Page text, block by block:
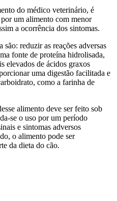
do médico veterinário, é
um alimento com menor
a ocorrência dos sintomas.
reduzir as reações adversas
fonte de proteína hidrolisada,
elevados de ácidos graxos
uma digestão facilitada e
como a farinha de
alimento deve ser feito sob
se o uso por um período
e sintomas adversos
o alimento pode ser
da dieta do cão.